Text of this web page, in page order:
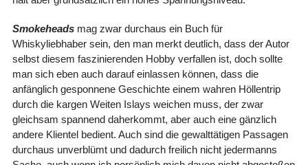
Smokeheadsmag zwar durchaus ein Buch für
Whiskyliebhaber sein, den man merkt deutlich, dass der Autor
selbst diesem faszinierenden Hobby verfallen ist, doch sollte
man sich eben auch darauf einlassen können, dass die
anfänglich gesponnene Geschichte einem wahren Höllentrip
durch die kargen Weiten Islays weichen muss, der zwar
gleichsam spannend daherkommt, aber auch eine gänzlich
andere Klientel bedient. Auch sind die gewalttätigen Passagen
durchaus unverblümt und dadurch freilich nicht jedermanns